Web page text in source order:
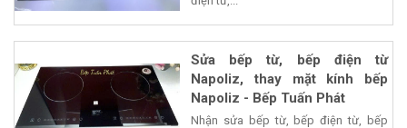
Sửa bếp từ, bếp điện từ
Napoliz, thay mặt kính bếp
Napoliz - Bếp Tuấn Phát
Nhận sửa bếp từ, bếp điện từ, bếp